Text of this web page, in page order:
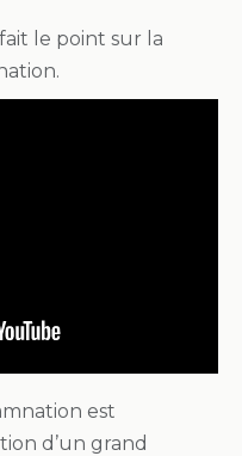
le point sur la
est
d’un grand